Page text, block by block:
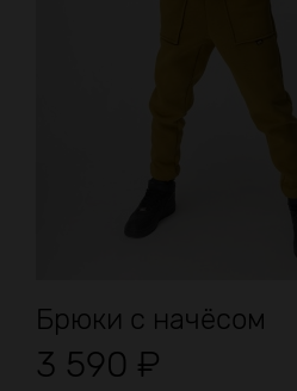
Брюки с начёсом
3 590 ₽